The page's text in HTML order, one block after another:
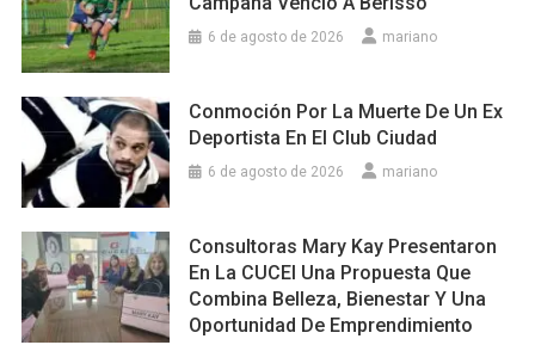
6 de agosto de 2026 mariano
Conmoción Por La Muerte De Un Ex
Deportista En El Club Ciudad
6 de agosto de 2026 mariano
Consultoras Mary Kay Presentaron
En La CUCEI Una Propuesta Que
Combina Belleza, Bienestar Y Una
Oportunidad De Emprendimiento